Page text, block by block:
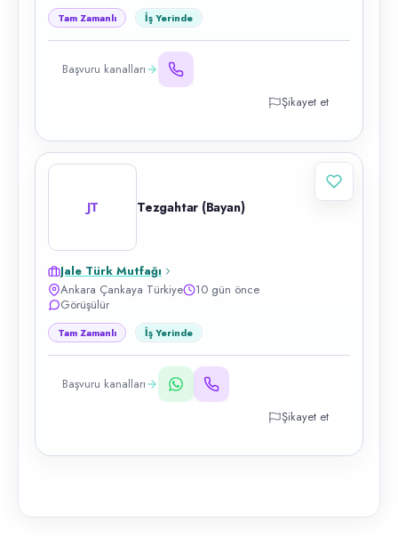
Tam Zamanlı İş Yerinde
Başvuru kanalları
Şikayet et
JT Tezgahtar (Bayan)
Jale Türk Mutfağı
Ankara Çankaya Türkiye
10 gün önce
Görüşülür
Tam Zamanlı İş Yerinde
Başvuru kanalları
Şikayet et